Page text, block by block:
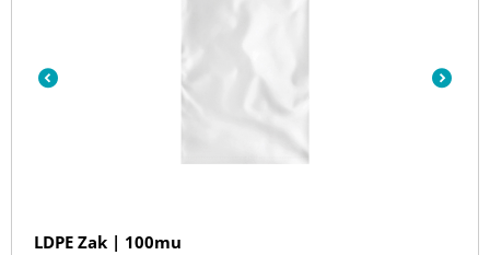
LDPE Zak | 100mu